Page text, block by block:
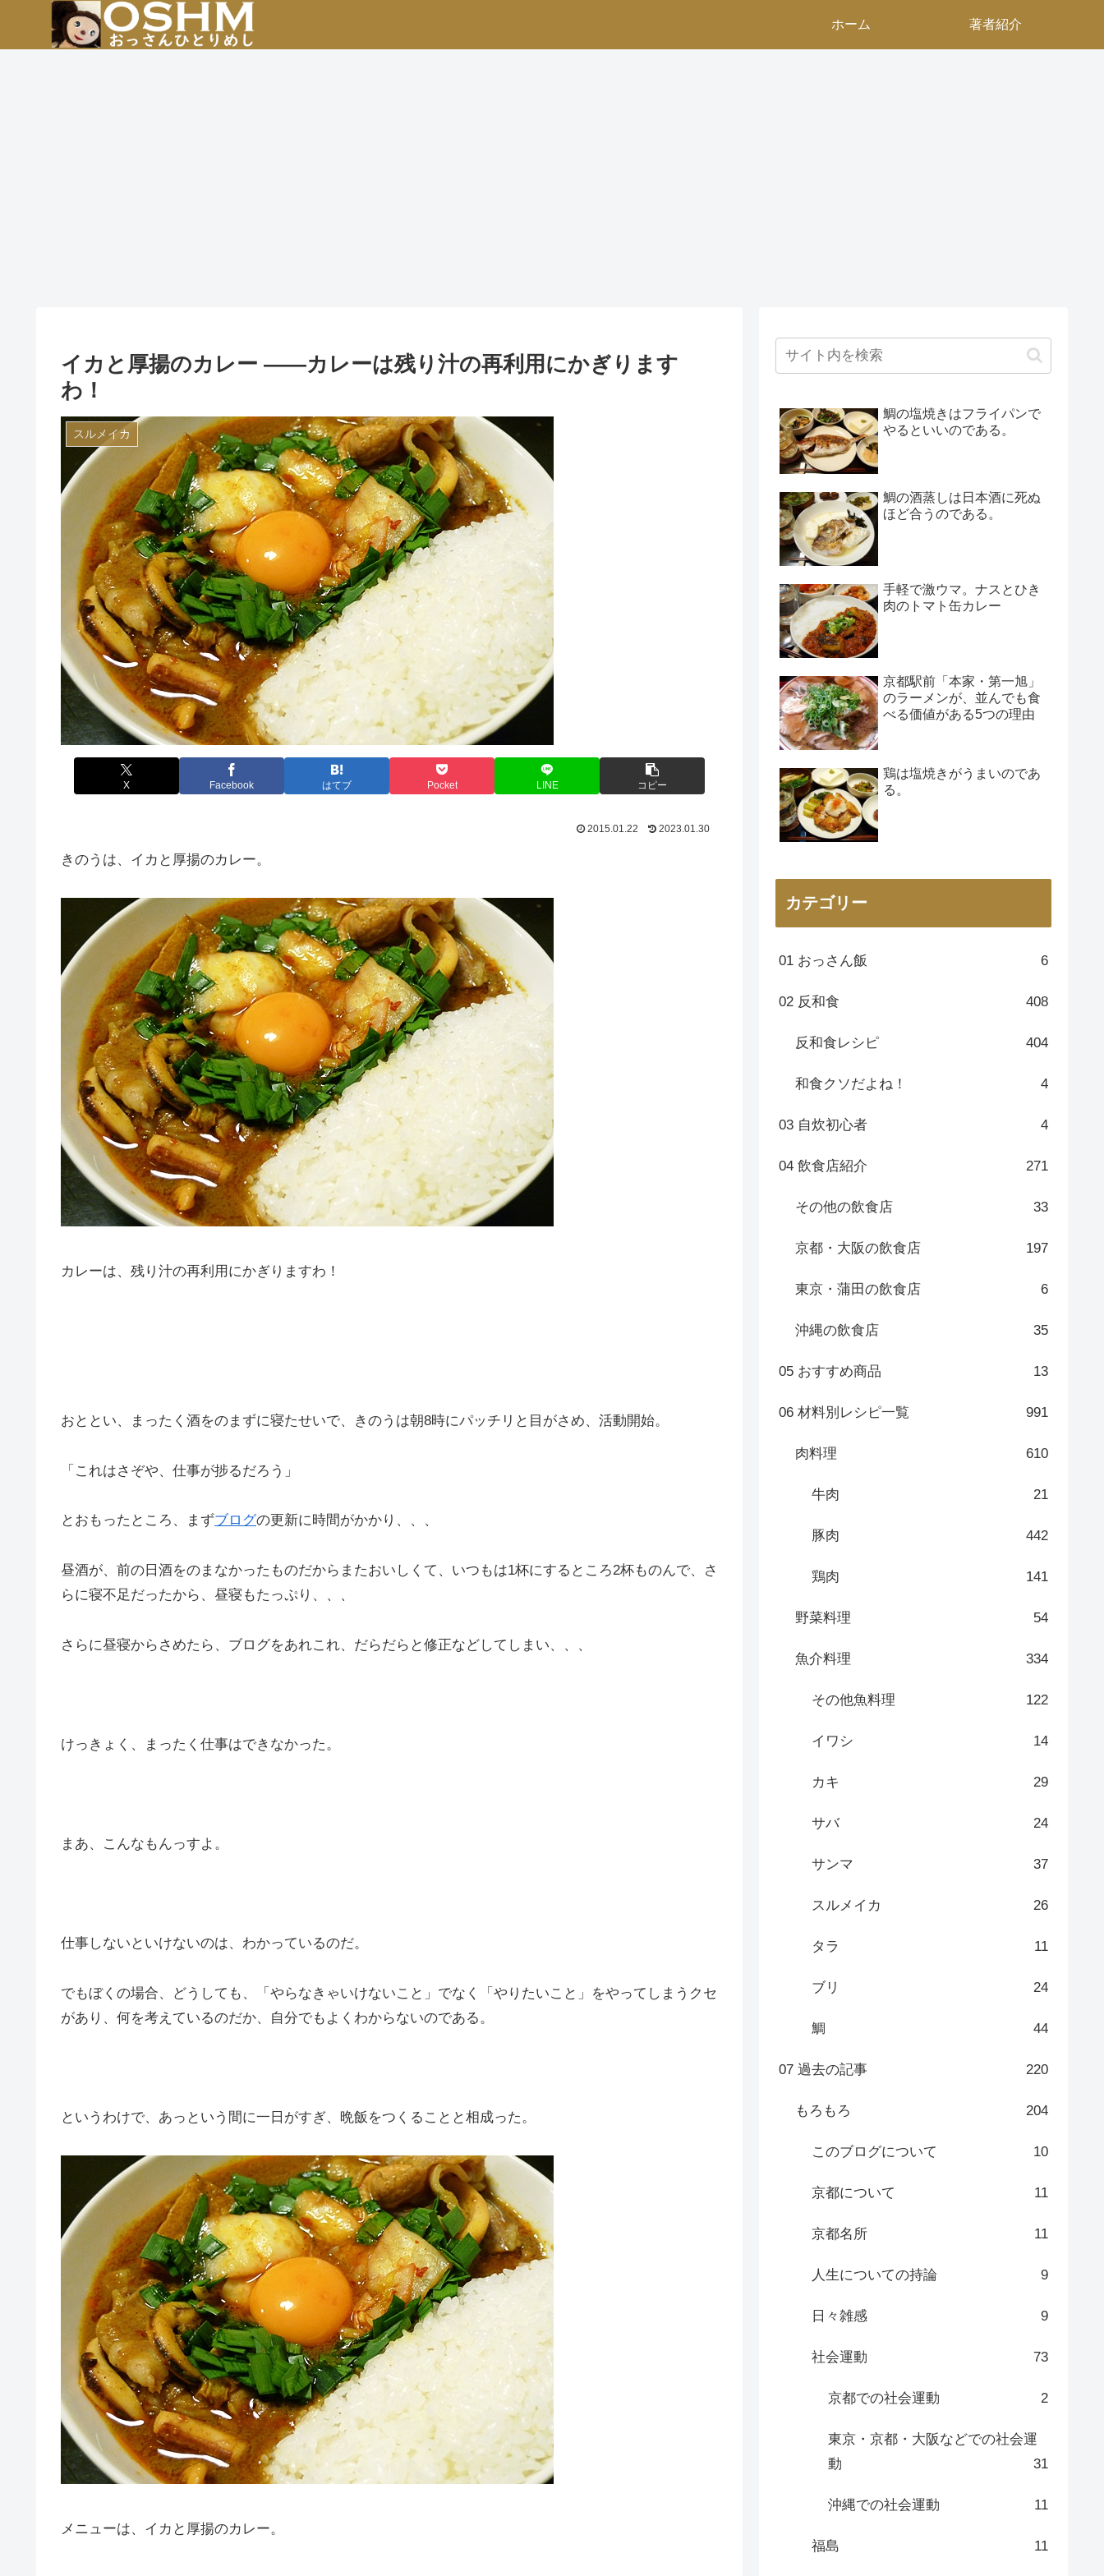
ホーム 著者紹介
イカと厚揚のカレー ――カレーは残り汁の再利用にかぎります
わ！
スルメイカ
X Facebook はてブ Pocket LINE コピー
2015.01.22 2023.01.30
きのうは、イカと厚揚のカレー。
カレーは、残り汁の再利用にかぎりますわ！
おととい、まったく酒をのまずに寝たせいで、きのうは朝8時にパッチリと目がさめ、活動開始。
「これはさぞや、仕事が捗るだろう」
とおもったところ、まずブログの更新に時間がかかり、、、
昼酒が、前の日酒をのまなかったものだからまたおいしくて、いつもは1杯にするところ2杯ものんで、さ
らに寝不足だったから、昼寝もたっぷり、、、
さらに昼寝からさめたら、ブログをあれこれ、だらだらと修正などしてしまい、、、
けっきょく、まったく仕事はできなかった。
まあ、こんなもんっすよ。
仕事しないといけないのは、わかっているのだ。
でもぼくの場合、どうしても、「やらなきゃいけないこと」でなく「やりたいこと」をやってしまうクセ
があり、何を考えているのだか、自分でもよくわからないのである。
というわけで、あっという間に一日がすぎ、晩飯をつくることと相成った。
メニューは、イカと厚揚のカレー。
鯛の塩焼きはフライパンで
やるといいのである。
鯛の酒蒸しは日本酒に死ぬ
ほど合うのである。
手軽で激ウマ。ナスとひき
肉のトマト缶カレー
京都駅前「本家・第一旭」
のラーメンが、並んでも食
べる価値がある5つの理由
鶏は塩焼きがうまいのであ
る。
カテゴリー
01 おっさん飯 6
02 反和食 408
反和食レシピ 404
和食クソだよね！ 4
03 自炊初心者 4
04 飲食店紹介 271
その他の飲食店 33
京都・大阪の飲食店 197
東京・蒲田の飲食店 6
沖縄の飲食店 35
05 おすすめ商品 13
06 材料別レシピ一覧 991
肉料理 610
牛肉 21
豚肉 442
鶏肉 141
野菜料理 54
魚介料理 334
その他魚料理 122
イワシ 14
カキ 29
サバ 24
サンマ 37
スルメイカ 26
タラ 11
ブリ 24
鯛 44
07 過去の記事 220
もろもろ 204
このブログについて 10
京都について 11
京都名所 11
人生についての持論 9
日々雑感 9
社会運動 73
京都での社会運動 2
東京・京都・大阪などでの社会運
動
31
沖縄での社会運動 11
福島 11